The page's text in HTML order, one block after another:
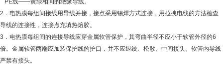
PE线——黄绿相间的绝缘导线。
2．电热膜每组间接线用导线并接，接点采用锡焊方式连接，用拉拽电线的方法检查
导线的连接性，连接点充填热熔胶。
3．电热膜每组间的连接导线应穿金属软管保护，其弯曲半径不应小于软管外径的6
倍。金属软管两端应加装保护线的护口，并不应退绞、松散、中间接头。软管内导线
严禁有接头。